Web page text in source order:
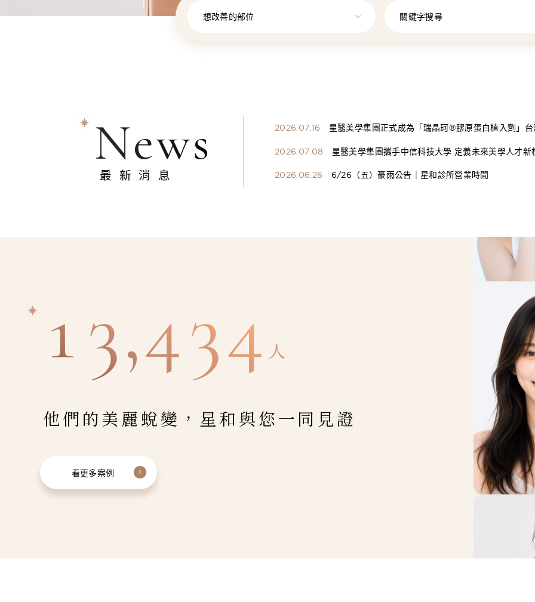
想改善的部位 關鍵字搜尋
News
最新消息
2026.07.16
星醫美學集團正式成為「瑞晶珂®膠原蛋白植入劑」
2026.07.08
星醫美學集團攜手中信科技大學 定義未來美學人才新
2026.06.26
6/26（五）豪雨公告｜星和診所營業時間
13,434 人
他們的美麗蛻變，星和與您一同見證
看更多案例